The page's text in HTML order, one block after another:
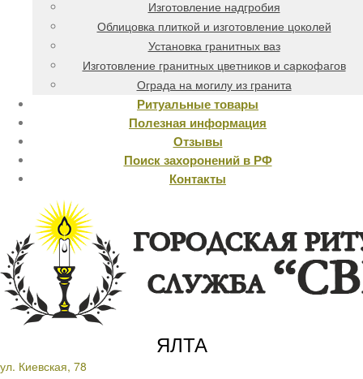
Изготовление надгробия
Облицовка плиткой и изготовление цоколей
Установка гранитных ваз
Изготовление гранитных цветников и саркофагов
Ограда на могилу из гранита
Ритуальные товары
Полезная информация
Отзывы
Поиск захоронений в РФ
Контакты
ЯЛТА
ул. Киевская, 78